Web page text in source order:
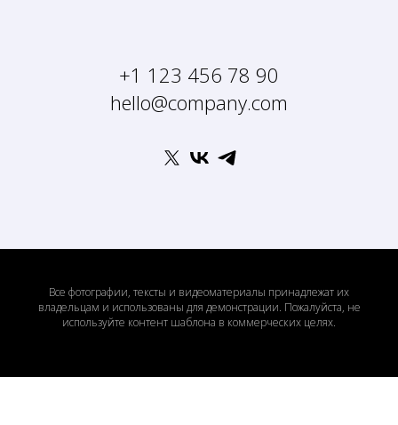
+1 123 456 78 90
hello@company.com
Все фотографии, тексты и видеоматериалы принадлежат их
владельцам и использованы для демонстрации. Пожалуйста, не
используйте контент шаблона в коммерческих целях.